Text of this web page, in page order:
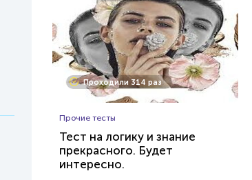
Проходили 314 раз
Прочие тесты
Тест на логику и знание
прекрасного. Будет
интересно.